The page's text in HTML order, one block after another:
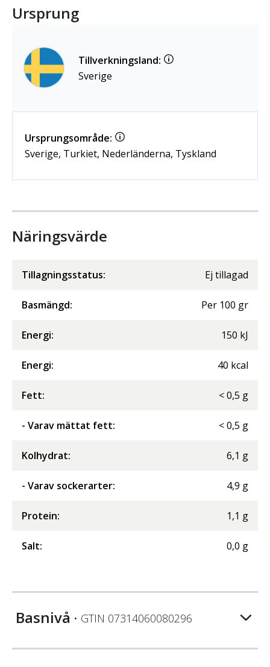
Ursprung
Tillverkningsland:
Sverige
Ursprungsområde:
Sverige, Turkiet, Nederländerna, Tyskland
Näringsvärde
Tillagningsstatus: Ej tillagad
Basmängd: Per 100 gr
Energi: 150 kJ
Energi: 40 kcal
Fett: <0,5 g
- Varav mättat fett: <0,5 g
Kolhydrat: 6,1 g
- Varav sockerarter: 4,9 g
Protein: 1,1 g
Salt: 0,0 g
Basnivå • GTIN 07314060080296